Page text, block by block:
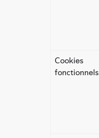
Cookies
fonctionnels